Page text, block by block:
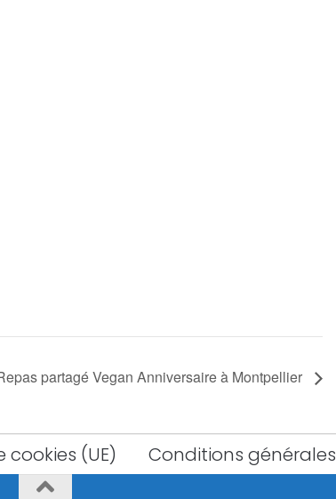
partagé Vegan Anniversaire à Montpellier
cookies (UE) Conditions générales